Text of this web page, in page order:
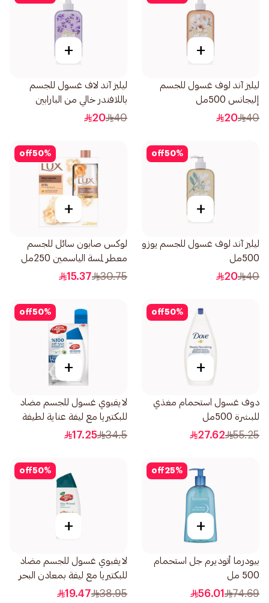
+
ليليز آند لوف غسول للجسم
إليجانس 500مل
40
20
+
ليليز آند لاف غسول للجسم
باللافندر خالي من البارابين
500مل
40
20
50%
off
+
ليليز آند لوف غسول للجسم يوزو
500مل
40
20
50%
off
+
لوكس صابون سائل للجسم
معطر لمسة الياسمين 250مل
30.75
15.37
50%
off
+
دوف غسول استحمام مغذي
للبشرة 500مل
55.25
27.62
50%
off
+
لايفبوي غسول للجسم مضاد
للبكتيريا مع ليفة عناية لطيفة
300مل
34.5
17.25
25%
off
+
بيودرما أتوديرم جل استحمام
500 مل
74.69
56.01
50%
off
+
لايفبوي غسول للجسم مضاد
للبكتيريا مع ليفة بمعادن البحر
300مل
38.95
19.47